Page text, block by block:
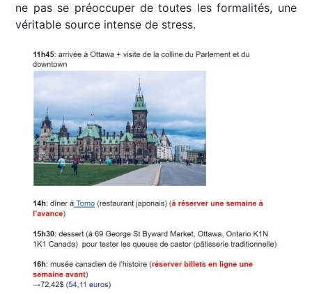
ne pas se préoccuper de toutes les formalités, une
véritable source intense de stress.